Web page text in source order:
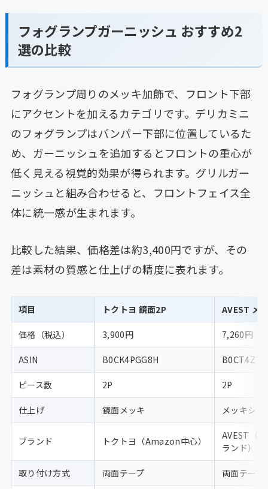
フォグランプガーニッシュ おすすめ2
選の比較
フォグランプ周りのメッキ加飾で、フロント下部
にアクセントを加えるカテゴリです。デリカミニ
のフォグランプはバンパー下部に位置しているた
め、ガーニッシュを追加するとフロントの重心が
低く見える視覚的効果が得られます。グリルガー
ニッシュと組み合わせると、フロントフェイス全
体に統一感が生まれます。
比較した結果、価格差は約3,400円ですが、その
差は素材の質感と仕上げの精度に表れます。
項目 トクトヨ 鏡面2P AVEST メ
価格（税込） 3,900円 7,260円
ASIN B0CK4PGG8H
ピース数 2P 2P
仕上げ 鏡面メッキ メッキシル
ブランド トクトヨ（Amazon中心）
AVEST（
ランド）
取り付け方式 両面テープ 両面テープ